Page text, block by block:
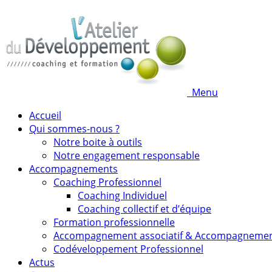
Menu
Accueil
Qui sommes-nous ?
Notre boite à outils
Notre engagement responsable
Accompagnements
Coaching Professionnel
Coaching Individuel
Coaching collectif et d’équipe
Formation professionnelle
Accompagnement associatif &
Codéveloppement Professionnel
Actus